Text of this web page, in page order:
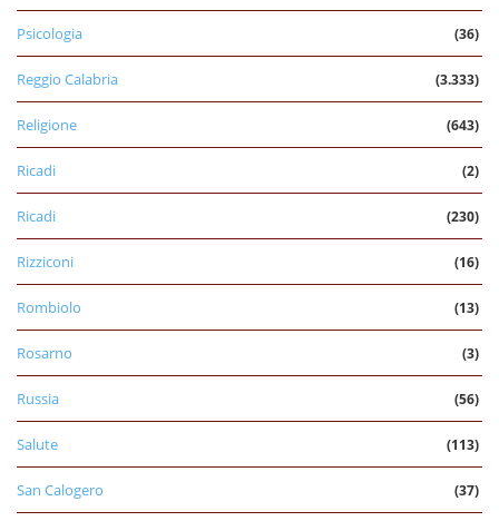
Psicologia (36)
Reggio Calabria (3.333)
Religione (643)
Ricadi (2)
Ricadi (230)
Rizziconi (16)
Rombiolo (13)
Rosarno (3)
Russia (56)
Salute (113)
San Calogero (37)